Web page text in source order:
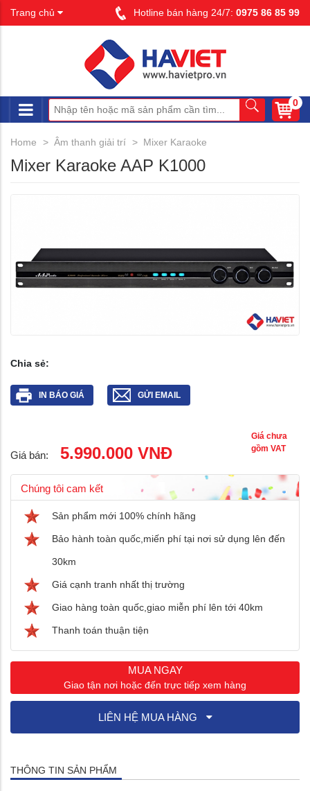
Trang chủ Hotline bán hàng 24/7: 0975 86 85 99
0
Home Âm thanh giải trí Mixer Karaoke
Mixer Karaoke AAP K1000
Chia sẻ:
IN BÁO GIÁ GỬI EMAIL
Giá bán: 5.990.000 VNĐ
Giá chưa
gồm VAT
Chúng tôi cam kết
Sản phẩm mới 100% chính hãng
Bảo hành toàn quốc,miến phí tại nơi sử dụng lên đến
30km
Giá cạnh tranh nhất thị trường
Giao hàng toàn quốc,giao miễn phí lên tới 40km
Thanh toán thuận tiện
MUA NGAY
Giao tận nơi hoặc đến trực tiếp xem hàng
LIÊN HỆ MUA HÀNG
THÔNG TIN SẢN PHẨM